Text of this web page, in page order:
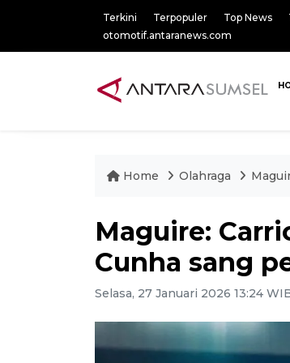
Terkini Terpopuler Top News
otomotif.antaranews.com
Home Olahraga
Maguire:
Cunha sang
Selasa, 27 Januari 2026 13:24